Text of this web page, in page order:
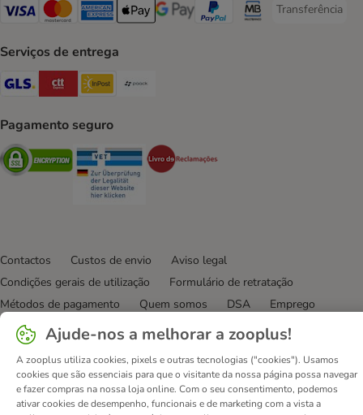
Visa Payment Method
Mastercard Payment Method
American Express Payment Method
Apple Pay Payment Method
Google Pay Payment Method
PayPal Payment Method
Multibanco Payment
Transferência
Transferência
Serviços de entrega
GLS Shipping Method
CTTExpress Shipping Method
InPost Shipping Method
Pagamento seguro
Security Security
Contactos Custos de envio
Aviso legal
Condições gerais de utilização
Formulário de retratação
Métodos de pagamento
Quem somos DSA
Emprego
Política de privacidade
Website Corporativo
Declaração de acessibilidade
© zooplus SE 2026
Ajude-nos a melhorar a zooplus!
A zooplus utiliza cookies, pixels e outras tecnologias ("cookies"). Usamos
cookies que são essenciais para que o visitante da nossa página possa navegar
e fazer compras na nossa loja online. Com o seu consentimento, podemos
ativar cookies de desempenho, funcionais e de marketing com a vista a